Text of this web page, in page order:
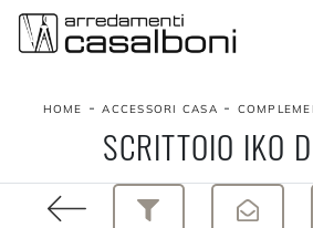
HOME -ACCESSORI CASA -
SCRITTOIO IKO